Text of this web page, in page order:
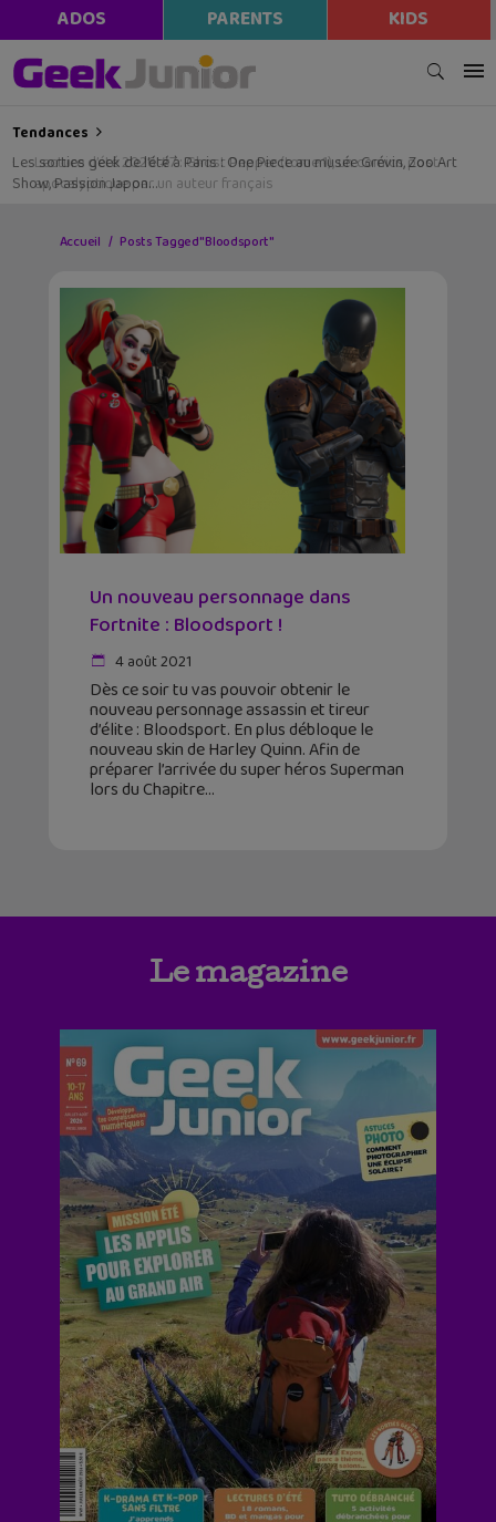
ADOS PARENTS KIDS
Tendances
Les sorties geek de l’été à Paris : One Piece au musée Grévin, Zoo Art
Show, Passion Japon…
Accueil Posts Tagged "Bloodsport"
Un nouveau personnage dans
Fortnite : Bloodsport !
4 août 2021
Dès ce soir tu vas pouvoir obtenir le
nouveau personnage assassin et tireur
d’élite : Bloodsport. En plus débloque le
nouveau skin de Harley Quinn. Afin de
préparer l’arrivée du super héros Superman
lors du Chapitre
Le magazine